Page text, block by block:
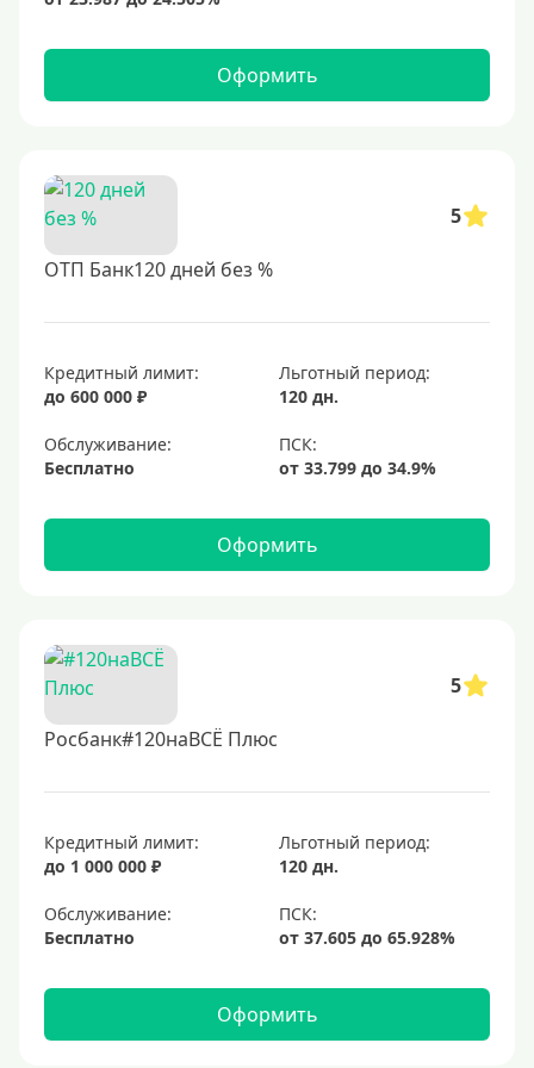
Оформить
5
ОТП Банк120 дней без %
Кредитный лимит:
до 600 000 ₽
Льготный период:
120 дн.
Обслуживание:
Бесплатно
Оформить
5
Росбанк#120наВСЁ Плюс
Кредитный лимит:
до 1 000 000 ₽
Льготный период:
120 дн.
Обслуживание:
Бесплатно
Оформить